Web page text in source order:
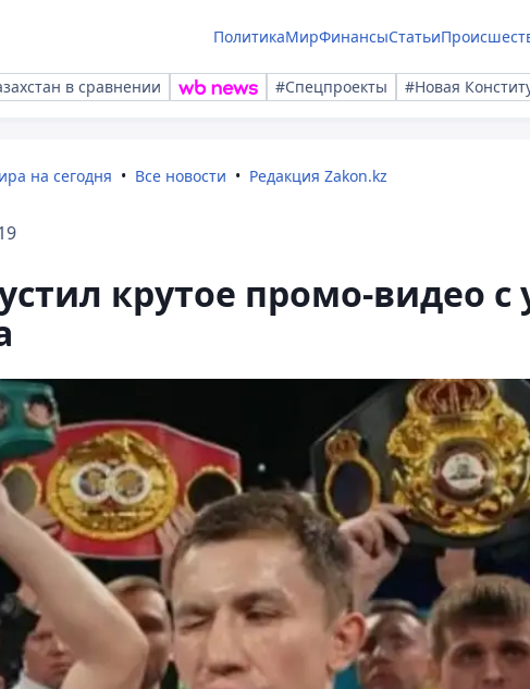
ПолитикаМирФинансыСтатьи
в сравнении #Спецпроекты #Новая
на сегодня Все новости Редакция Zakon.kz
крутое промо-видео с